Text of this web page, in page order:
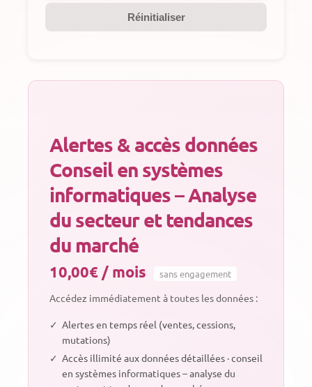
Réinitialiser
Alertes & accès données
Conseil en systèmes
informatiques – Analyse
du secteur et tendances
du marché
10,00€ / mois sans engagement
Accédez immédiatement à toutes les données :
✓ Alertes en temps réel (ventes, cessions,
mutations)
✓ Accès illimité aux données détaillées · conseil
en systèmes informatiques – analyse du